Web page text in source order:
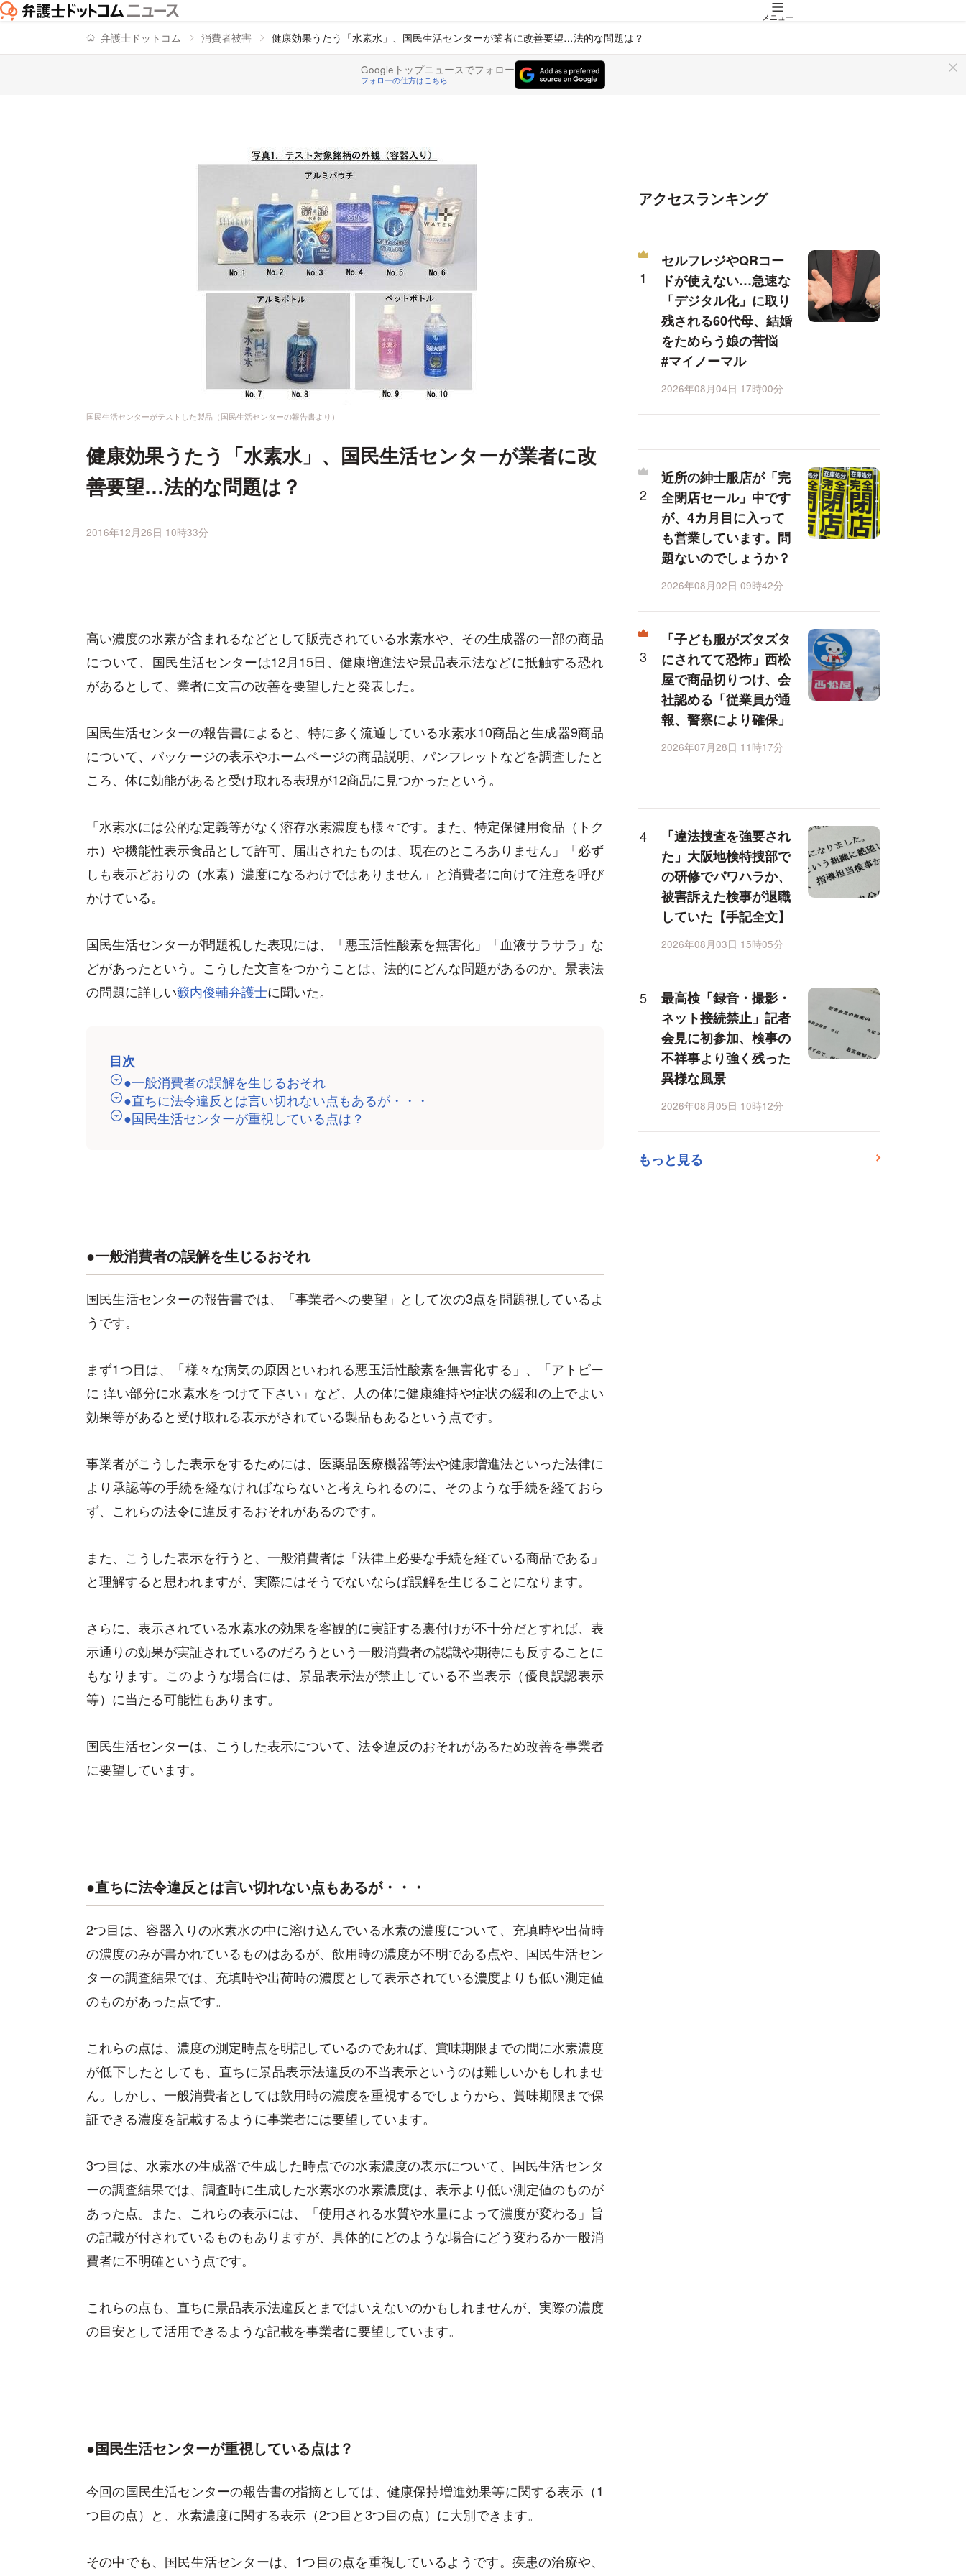
メニュー
弁護士ドットコム 消費者被害 健康効果うたう「水素水」、国民生活センターが業者に改善要望…法的な問題は？
Googleトップニュースでフォロー
フォローの仕方はこちら
国民生活センターがテストした製品（国民生活センターの報告書より）
健康効果うたう「水素水」、国民生活センターが業者に改
善要望…法的な問題は？
2016年12月26日 10時33分
高い濃度の水素が含まれるなどとして販売されている水素水や、その生成器の一部の商品
について、国民生活センターは12月15日、健康増進法や景品表示法などに抵触する恐れ
があるとして、業者に文言の改善を要望したと発表した。
国民生活センターの報告書によると、特に多く流通している水素水10商品と生成器9商品
について、パッケージの表示やホームページの商品説明、パンフレットなどを調査したと
ころ、体に効能があると受け取れる表現が12商品に見つかったという。
「水素水には公的な定義等がなく溶存水素濃度も様々です。また、特定保健用食品（トク
ホ）や機能性表示食品として許可、届出されたものは、現在のところありません」「必ず
しも表示どおりの（水素）濃度になるわけではありません」と消費者に向けて注意を呼び
かけている。
国民生活センターが問題視した表現には、「悪玉活性酸素を無害化」「血液サラサラ」な
どがあったという。こうした文言をつかうことは、法的にどんな問題があるのか。景表法
の問題に詳しい籔内俊輔弁護士に聞いた。
目次
●一般消費者の誤解を生じるおそれ
●直ちに法令違反とは言い切れない点もあるが・・・
●国民生活センターが重視している点は？
●一般消費者の誤解を生じるおそれ
国民生活センターの報告書では、「事業者への要望」として次の3点を問題視しているよ
うです。
まず1つ目は、「様々な病気の原因といわれる悪玉活性酸素を無害化する」、「アトピー
に 痒い部分に水素水をつけて下さい」など、人の体に健康維持や症状の緩和の上でよい
効果等があると受け取れる表示がされている製品もあるという点です。
事業者がこうした表示をするためには、医薬品医療機器等法や健康増進法といった法律に
より承認等の手続を経なければならないと考えられるのに、そのような手続を経ておら
ず、これらの法令に違反するおそれがあるのです。
また、こうした表示を行うと、一般消費者は「法律上必要な手続を経ている商品である」
と理解すると思われますが、実際にはそうでないならば誤解を生じることになります。
さらに、表示されている水素水の効果を客観的に実証する裏付けが不十分だとすれば、表
示通りの効果が実証されているのだろうという一般消費者の認識や期待にも反することに
もなります。このような場合には、景品表示法が禁止している不当表示（優良誤認表示
等）に当たる可能性もあります。
国民生活センターは、こうした表示について、法令違反のおそれがあるため改善を事業者
に要望しています。
●直ちに法令違反とは言い切れない点もあるが・・・
2つ目は、容器入りの水素水の中に溶け込んでいる水素の濃度について、充填時や出荷時
の濃度のみが書かれているものはあるが、飲用時の濃度が不明である点や、国民生活セン
ターの調査結果では、充填時や出荷時の濃度として表示されている濃度よりも低い測定値
のものがあった点です。
これらの点は、濃度の測定時点を明記しているのであれば、賞味期限までの間に水素濃度
が低下したとしても、直ちに景品表示法違反の不当表示というのは難しいかもしれませ
ん。しかし、一般消費者としては飲用時の濃度を重視するでしょうから、賞味期限まで保
証できる濃度を記載するように事業者には要望しています。
3つ目は、水素水の生成器で生成した時点での水素濃度の表示について、国民生活センタ
ーの調査結果では、調査時に生成した水素水の水素濃度は、表示より低い測定値のものが
あった点。また、これらの表示には、「使用される水質や水量によって濃度が変わる」旨
の記載が付されているものもありますが、具体的にどのような場合にどう変わるか一般消
費者に不明確という点です。
これらの点も、直ちに景品表示法違反とまではいえないのかもしれませんが、実際の濃度
の目安として活用できるような記載を事業者に要望しています。
●国民生活センターが重視している点は？
今回の国民生活センターの報告書の指摘としては、健康保持増進効果等に関する表示（1
つ目の点）と、水素濃度に関する表示（2つ目と3つ目の点）に大別できます。
その中でも、国民生活センターは、1つ目の点を重視しているようです。疾患の治療や、
アクセスランキング
セルフレジやQRコー
ドが使えない…急速な
「デジタル化」に取り
残される60代母、結婚
をためらう娘の苦悩
#マイノーマル
2026年08月04日 17時00分
近所の紳士服店が「完
全閉店セール」中です
が、4カ月目に入って
も営業しています。問
題ないのでしょうか？
2026年08月02日 09時42分
「子ども服がズタズタ
にされてて恐怖」西松
屋で商品切りつけ、会
社認める「従業員が通
報、警察により確保」
2026年07月28日 11時17分
「違法捜査を強要され
た」大阪地検特捜部で
の研修でパワハラか、
被害訴えた検事が退職
していた【手記全文】
2026年08月03日 15時05分
最高検「録音・撮影・
ネット接続禁止」記者
会見に初参加、検事の
不祥事より強く残った
異様な風景
2026年08月05日 10時12分
もっと見る